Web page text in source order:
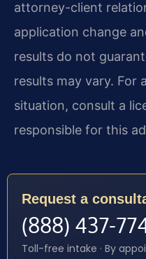
attorney-client
application change
results do not
results may vary. For
situation, consult a
responsible for this
Request a
(888) 437-
Toll-free intake · By